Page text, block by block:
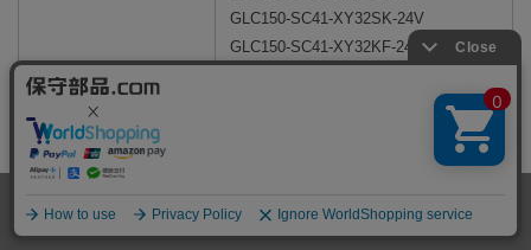
GLC150-SC41-XY32SK-24V
GLC150-SC41-XY32KF-24V
ST400
ST401-AG41-24V
ST402-AG41-24V